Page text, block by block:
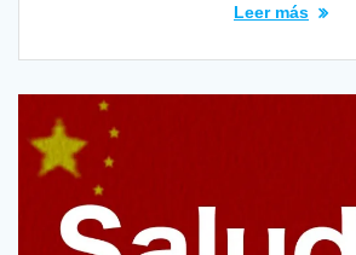
Leer más